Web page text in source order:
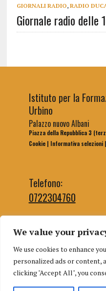
We value your
We use cookies to enhance
personalized ads or content,
clicking "Accept All", you
GIORNALI RADIO, RADIO
Giornale radio
Istituto per la
Urbino
Palazzo nuovo Albani
Piazza della Repubblica 3
Cookie| Informativa selezioni|
Telefono:
0722304760
Email segreteria:
Email redazione: